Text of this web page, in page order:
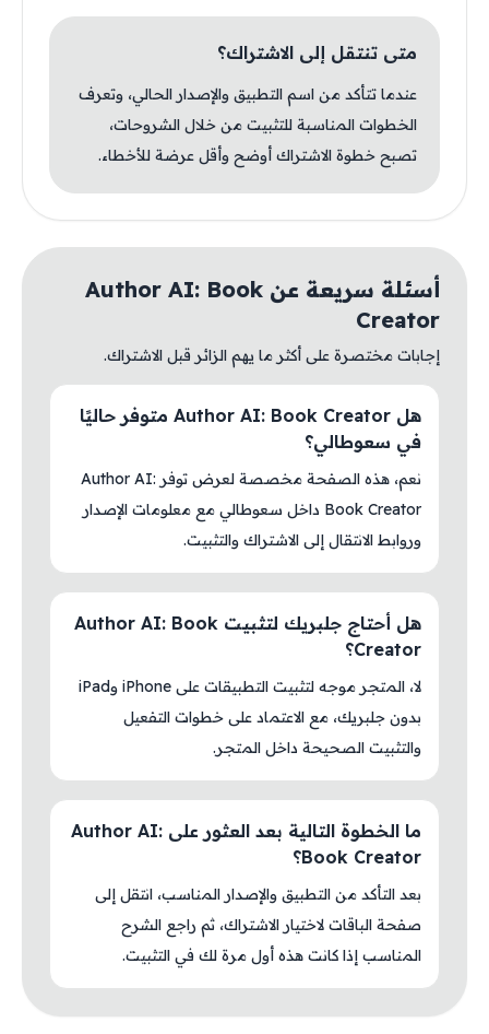
متى تنتقل إلى الاشتراك؟
عندما تتأكد من اسم التطبيق والإصدار الحالي، وتعرف
الخطوات المناسبة للتثبيت من خلال الشروحات،
تصبح خطوة الاشتراك أوضح وأقل عرضة للأخطاء.
أسئلة سريعة عن Author AI: Book
Creator
إجابات مختصرة على أكثر ما يهم الزائر قبل الاشتراك.
هل Author AI: Book Creator متوفر حاليًا
في سعوطالي؟
نعم، هذه الصفحة مخصصة لعرض توفر Author AI:
Book Creator داخل سعوطالي مع معلومات الإصدار
وروابط الانتقال إلى الاشتراك والتثبيت.
هل أحتاج جلبريك لتثبيت Author AI: Book
Creator؟
لا، المتجر موجه لتثبيت التطبيقات على iPhone وiPad
بدون جلبريك، مع الاعتماد على خطوات التفعيل
والتثبيت الصحيحة داخل المتجر.
ما الخطوة التالية بعد العثور على Author AI:
Book Creator؟
بعد التأكد من التطبيق والإصدار المناسب، انتقل إلى
صفحة الباقات لاختيار الاشتراك، ثم راجع الشرح
المناسب إذا كانت هذه أول مرة لك في التثبيت.